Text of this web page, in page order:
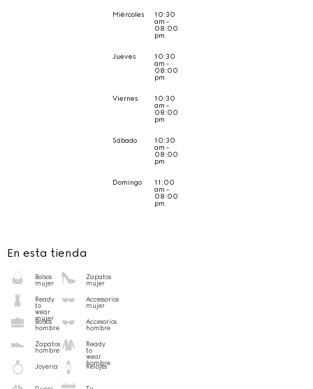
Miércoles 10:30
am -
08:00
pm
Jueves 10:30
am -
08:00
pm
Viernes 10:30
am -
08:00
pm
Sábado 10:30
am -
08:00
pm
Domingo 11:00
am -
08:00
pm
En esta tienda
Bolsos
mujer
Zapatos
mujer
Ready
to
wear
mujer
Accessorios
mujer
Bolsos
hombre
Accesorios
hombre
Zapatos
hombre
Ready
to
wear
hombre
Joyería Relojes